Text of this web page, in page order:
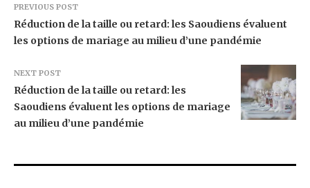
PREVIOUS POST
Réduction de la taille ou retard: les Saoudiens évaluent
les options de mariage au milieu d’une pandémie
NEXT POST
Réduction de la taille ou retard: les
Saoudiens évaluent les options de mariage
au milieu d’une pandémie